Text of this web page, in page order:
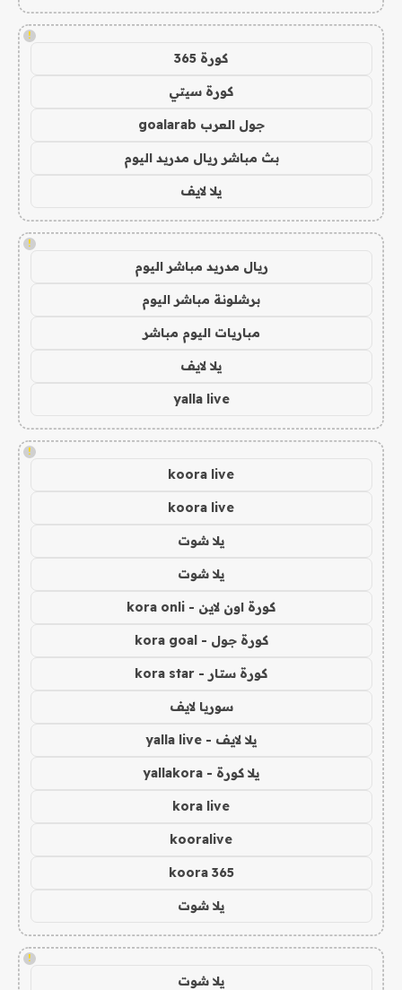
!
كورة 365
كورة سيتي
جول العرب goalarab
بث مباشر ريال مدريد اليوم
يلا لايف
!
ريال مدريد مباشر اليوم
برشلونة مباشر اليوم
مباريات اليوم مباشر
يلا لايف
yalla live
!
koora live
koora live
يلا شوت
يلا شوت
كورة اون لاين - kora onli
كورة جول - kora goal
كورة ستار - kora star
سوريا لايف
يلا لايف - yalla live
يلا كورة - yallakora
kora live
kooralive
koora 365
يلا شوت
!
يلا شوت